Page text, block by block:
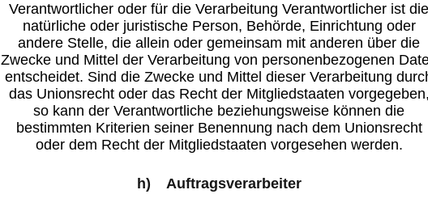
Verantwortlicher oder für die Verarbeitung Verantwortlicher ist die
natürliche oder juristische Person, Behörde, Einrichtung oder
andere Stelle, die allein oder gemeinsam mit anderen über die
Zwecke und Mittel der Verarbeitung von personenbezogenen
entscheidet. Sind die Zwecke und Mittel dieser Verarbeitung
das Unionsrecht oder das Recht der Mitgliedstaaten vorgegeben,
so kann der Verantwortliche beziehungsweise können die
bestimmten Kriterien seiner Benennung nach dem Unionsrecht
oder dem Recht der Mitgliedstaaten vorgesehen werden.
h) Auftragsverarbeiter